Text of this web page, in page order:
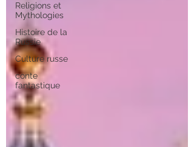
Religions et
Mythologies
Histoire de la
Russie
Culture russe
conte
fantastique